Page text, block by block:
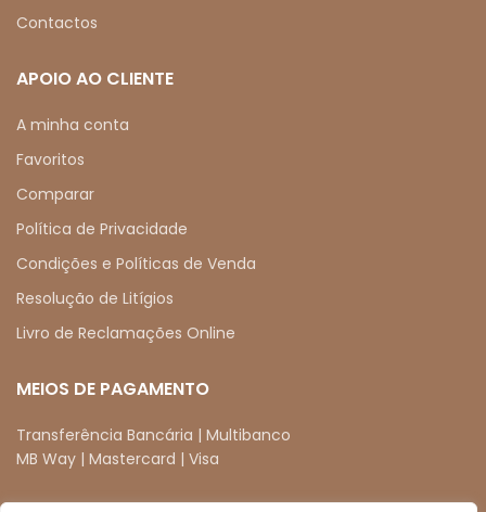
Contactos
APOIO AO CLIENTE
A minha conta
Favoritos
Comparar
Política de Privacidade
Condições e Políticas de Venda
Resolução de Litígios
Livro de Reclamações Online
MEIOS DE PAGAMENTO
Transferência Bancária | Multibanco
MB Way | Mastercard | Visa